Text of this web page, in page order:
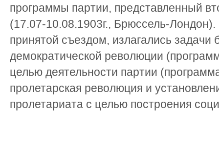
программы партии, представленный
(17.07-10.08.1903г., Брюссель-
принятой съездом, излагались задачи
демократической революции
целью деятельности партии
пролетарская революция и
пролетариата с целью построения